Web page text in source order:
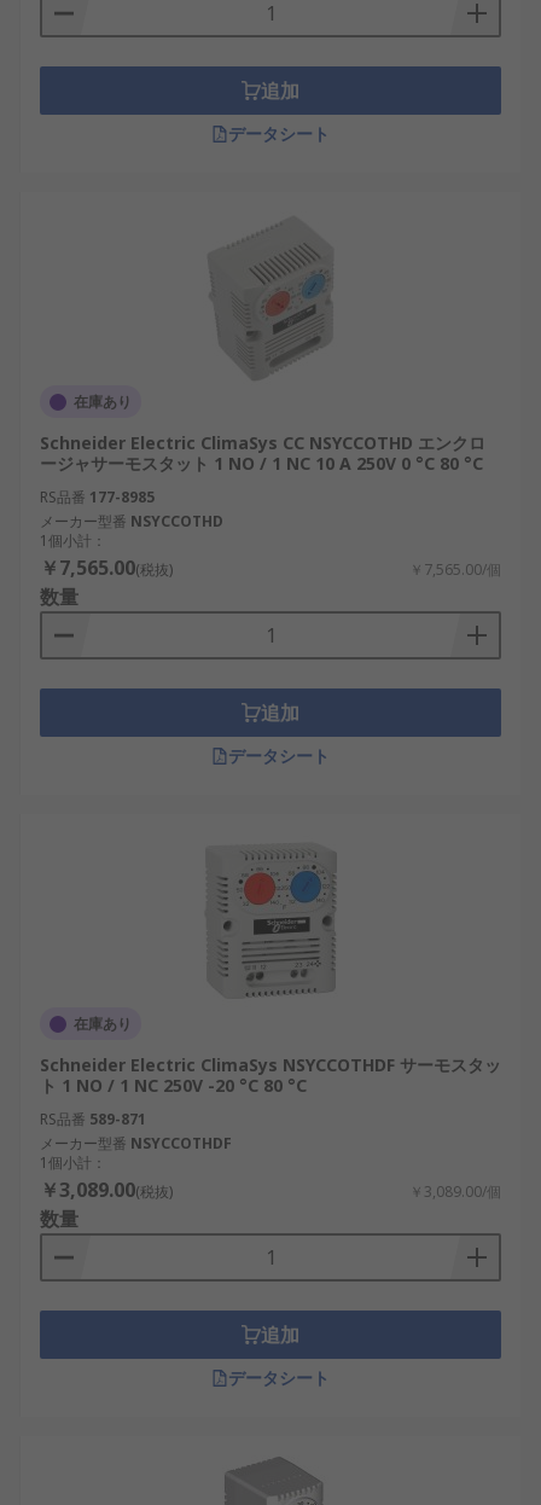
これは配置場所で非常に汎用性が高い場合がありま
す。
RS コンポーネンツでは、商用の建物と住宅家屋の
両方に適しているデジタルスマートサーモスタット
追加
データシート
在庫あり
Schneider Electric ClimaSys CC NSYCCOTHD エンクロ
ージャサーモスタット 1 NO / 1 NC 10 A 250V 0 °C 80 °C
RS品番 177-8985
メーカー型番 NSYCCOTHD
1個小計：
￥7,565.00(税抜) ￥7,565.00/個
数量
追加
データシート
在庫あり
Schneider Electric ClimaSys NSYCCOTHDF サーモスタッ
ト 1 NO / 1 NC 250V -20 °C 80 °C
RS品番 589-871
メーカー型番 NSYCCOTHDF
1個小計：
￥3,089.00(税抜) ￥3,089.00/個
数量
追加
データシート